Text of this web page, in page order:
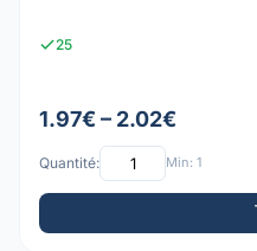
25
1.97€ – 2.02€
Quantité: Min: 1